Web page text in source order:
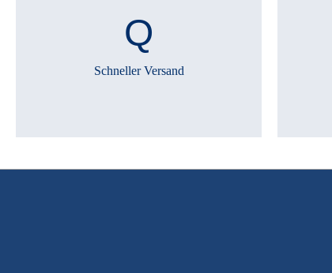
Schneller Versand